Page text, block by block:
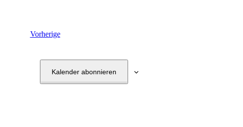
VorherigeVeranstaltungen
Kalender abonnieren